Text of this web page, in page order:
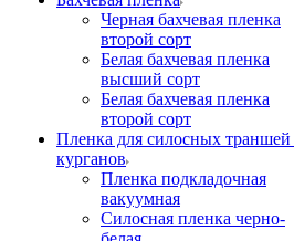
Черная бахчевая пленка
второй сорт
Белая бахчевая пленка
высший сорт
Белая бахчевая пленка
второй сорт
Пленка для силосных траншей
курганов
Пленка подкладочная
вакуумная
Силосная пленка черно-